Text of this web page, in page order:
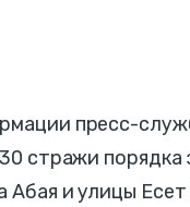
пресс-
стражи порядка
Абая и улицы